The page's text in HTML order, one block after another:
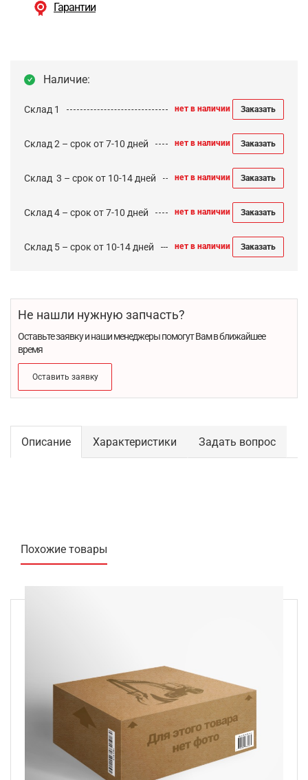
Гарантии
Наличие:
Склад 1 нет в наличии Заказать
Склад 2 – срок от 7-10 дней нет в наличии Заказать
Cклад 3 – срок от 10-14 дней нет в наличии Заказать
Склад 4 – срок от 7-10 дней нет в наличии Заказать
Склад 5 – срок от 10-14 дней нет в наличии Заказать
Не нашли нужную запчасть?
Оставьте заявку и наши менеджеры помогут Вам в ближайшее
время
Оставить заявку
Описание Характеристики Задать вопрос
Похожие товары